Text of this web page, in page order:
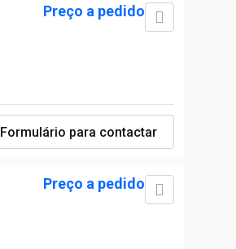
Preço a pedido
Formulário para contactar
Preço a pedido